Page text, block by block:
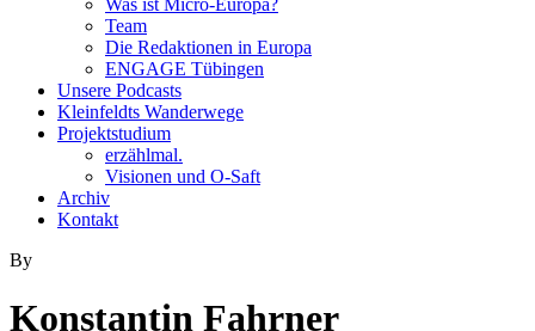
Was ist Micro-Europa?
Team
Die Redaktionen in Europa
ENGAGE Tübingen
Unsere Podcasts
Kleinfeldts Wanderwege
Projektstudium
erzählmal.
Visionen und O-Saft
Archiv
Kontakt
By
Konstantin Fahrner